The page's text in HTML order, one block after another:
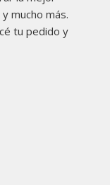
mucho más.
tu pedido y